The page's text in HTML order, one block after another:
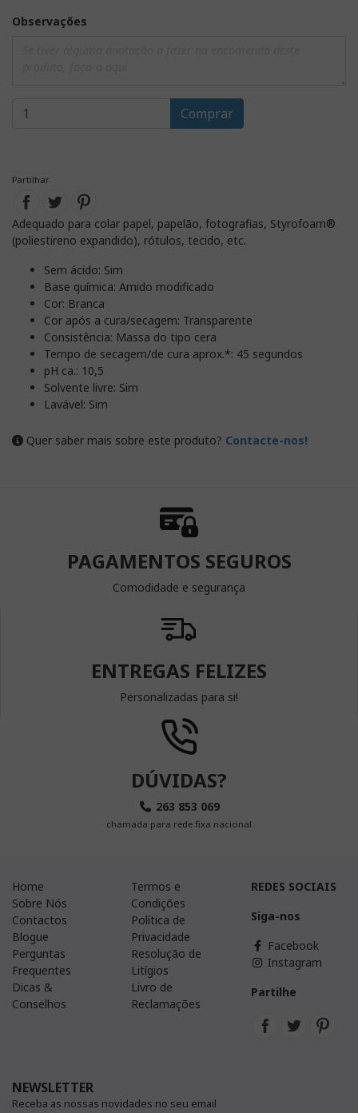
Observações
Comprar
Partilhar
Adequado para colar papel, papelão, fotografias, Styrofoam®
(poliestireno expandido), rótulos, tecido, etc.
Sem ácido: Sim
Base química: Amido modificado
Cor: Branca
Cor após a cura/secagem: Transparente
Consistência: Massa do tipo cera
Tempo de secagem/de cura aprox.*: 45 segundos
pH ca.: 10,5
Solvente livre: Sim
Lavável: Sim
Quer saber mais sobre este produto? Contacte-nos!
PAGAMENTOS SEGUROS
Comodidade e segurança
ENTREGAS FELIZES
Personalizadas para si!
DÚVIDAS?
263 853 069
chamada para rede fixa nacional
Home
Sobre Nós
Contactos
Blogue
Perguntas
Frequentes
Dicas &
Conselhos
Termos e
Condições
Política de
Privacidade
Resolução de
Litígios
Livro de
Reclamações
REDES SOCIAIS
Siga-nos
Facebook
Instagram
Partilhe
NEWSLETTER
Receba as nossas novidades no seu email